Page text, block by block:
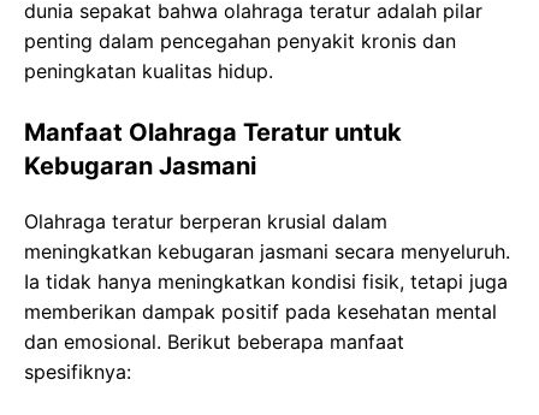
dunia sepakat bahwa olahraga teratur adalah pilar
penting dalam pencegahan penyakit kronis dan
peningkatan kualitas hidup.
Manfaat Olahraga Teratur untuk
Kebugaran Jasmani
Olahraga teratur berperan krusial dalam
meningkatkan kebugaran jasmani secara menyeluruh.
Ia tidak hanya meningkatkan kondisi fisik, tetapi juga
memberikan dampak positif pada kesehatan mental
dan emosional. Berikut beberapa manfaat
spesifiknya: